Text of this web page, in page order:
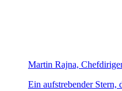
Martin Rajna,
Ein aufstrebender Stern,